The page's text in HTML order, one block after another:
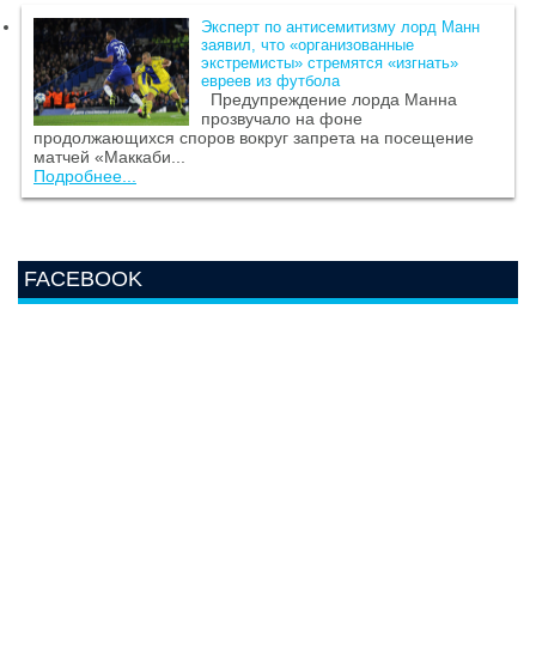
Эксперт по антисемитизму лорд Манн
заявил, что «организованные
экстремисты» стремятся «изгнать»
евреев из футбола
Предупреждение лорда Манна
прозвучало на фоне
продолжающихся споров вокруг запрета на посещение
матчей «Маккаби...
Подробнее...
FACEBOOK